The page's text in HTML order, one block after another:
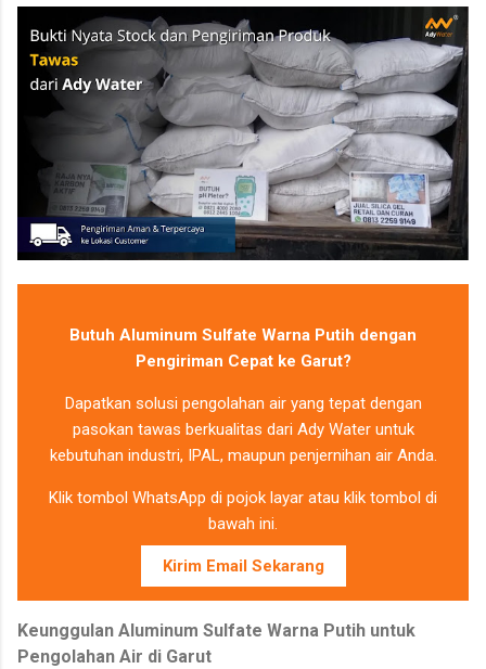
Butuh Aluminum Sulfate Warna Putih dengan
Pengiriman Cepat ke Garut?
Dapatkan solusi pengolahan air yang tepat dengan
pasokan tawas berkualitas dari Ady Water untuk
kebutuhan industri, IPAL, maupun penjernihan air Anda.
Klik tombol WhatsApp di pojok layar atau klik tombol di
bawah ini.
Kirim Email Sekarang
Keunggulan Aluminum Sulfate Warna Putih untuk
Pengolahan Air di Garut